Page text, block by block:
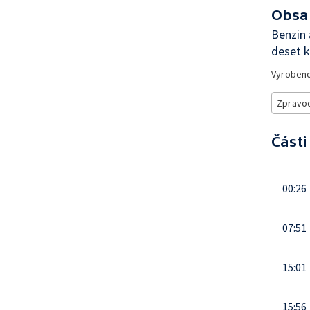
deset
00:26
07:51
15:01
15:56